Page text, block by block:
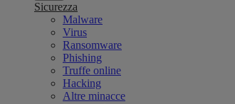
Sicurezza
Malware
Virus
Ransomware
Phishing
Truffe online
Hacking
Altre minacce